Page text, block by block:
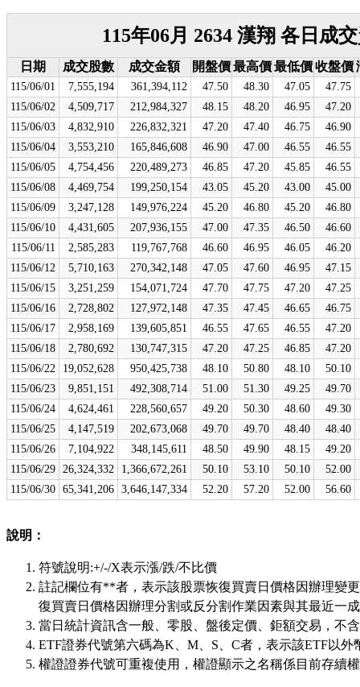
115年06月 2634 漢翔 各日成
日期 成交股數 成交金額 開盤價最高價最低價收盤價
115/06/01 7,555,194 361,394,112 47.50 48.30 47.05
47.75
115/06/02
4,509,717 212,984,327 48.15 48.20 46.95
47.20
115/06/03
4,832,910 226,832,321 47.20 47.40 46.75
46.90
115/06/04
3,553,210 165,846,608 46.90 47.00 46.55
46.55
115/06/05
4,754,456 220,489,273 46.85 47.20 45.85
46.55
115/06/08
4,469,754 199,250,154 43.05 45.20 43.00
45.00
115/06/09
3,247,128 149,976,224 45.20 46.80 45.20
46.80
115/06/10
4,431,605 207,936,155 47.00 47.35 46.50
46.60
115/06/11
2,585,283 119,767,768 46.60 46.95 46.05
46.20
115/06/12
5,710,163 270,342,148 47.05 47.60 46.95
47.15
115/06/15
3,251,259 154,071,724 47.70 47.75 47.20
47.25
115/06/16
2,728,802 127,972,148 47.35 47.45 46.65
46.75
115/06/17
2,958,169 139,605,851 46.55 47.65 46.55
47.20
115/06/18
2,780,692 130,747,315 47.20 47.25 46.85
47.20
115/06/22
19,052,628 950,425,738 48.10 50.80 48.10
50.10
115/06/23
9,851,151 492,308,714 51.00 51.30 49.25
49.70
115/06/24
4,624,461 228,560,657 49.20 50.30 48.60
49.30
115/06/25
4,147,519 202,673,068 49.70 49.70 48.40
48.40
115/06/26
7,104,922 348,145,611 48.50 49.90 48.15
49.20
115/06/29 26,324,332 1,366,672,261 50.10 53.10 50.10
52.00
115/06/30 65,341,206 3,646,147,334 52.20 57.20 52.00 56.60
說明：
符號說明:+/-/X表示漲/跌/不比價
註記欄位有**者，表示該股票恢復買賣日價格因辦理變
復買賣日價格因辦理分割或反分割作業因素與其最近一
當日統計資訊含一般、零股、盤後定價、鉅額交易，不
ETF證券代號第六碼為K、M、S、C者，表示該ETF以外
權證證券代號可重複使用，權證顯示之名稱係目前存續